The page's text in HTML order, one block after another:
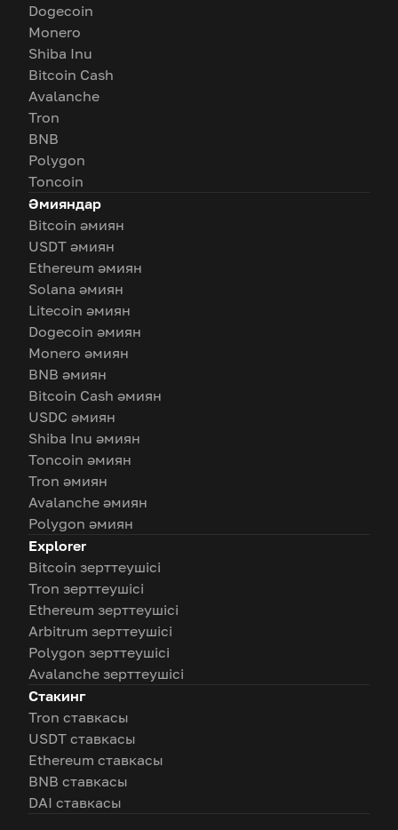
Dogecoin
Monero
Shiba Inu
Bitcoin Cash
Avalanche
Tron
BNB
Polygon
Toncoin
Әмияндар
Bitcoin әмиян
USDT әмиян
Ethereum әмиян
Solana әмиян
Litecoin әмиян
Dogecoin әмиян
Monero әмиян
BNB әмиян
Bitcoin Cash әмиян
USDC әмиян
Shiba Inu әмиян
Toncoin әмиян
Tron әмиян
Avalanche әмиян
Polygon әмиян
Explorer
Bitcoin зерттеушісі
Tron зерттеушісі
Ethereum зерттеушісі
Arbitrum зерттеушісі
Polygon зерттеушісі
Avalanche зерттеушісі
Стакинг
Tron ставкасы
USDT ставкасы
Ethereum ставкасы
BNB ставкасы
DAI ставкасы